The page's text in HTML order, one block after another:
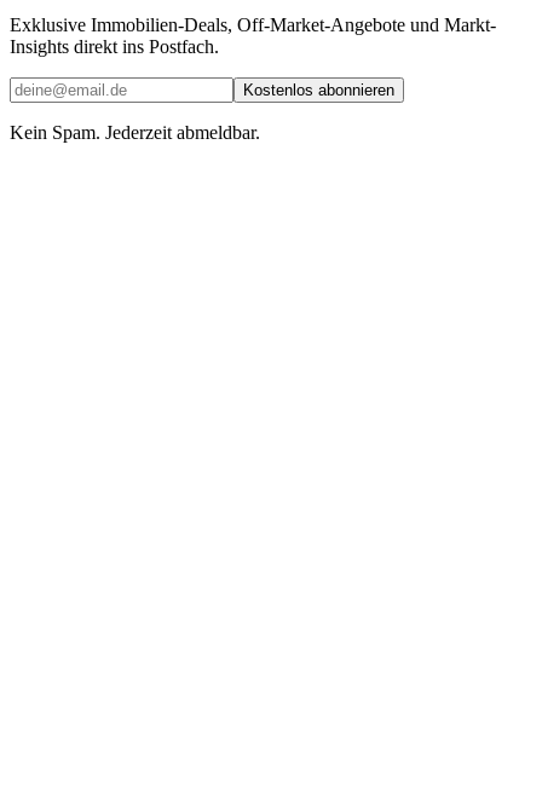
Exklusive Immobilien-Deals, Off-Market-Angebote und Markt-
Insights direkt ins Postfach.
Kostenlos abonnieren
Kein Spam. Jederzeit abmeldbar.